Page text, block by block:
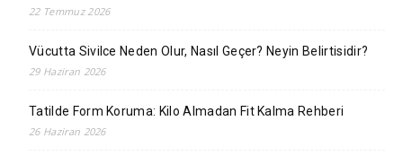
22 Temmuz 2026
Vücutta Sivilce Neden Olur, Nasıl Geçer? Neyin Belirtisidir?
29 Haziran 2026
Tatilde Form Koruma: Kilo Almadan Fit Kalma Rehberi
26 Haziran 2026